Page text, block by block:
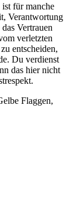
für manche
Verantwortung
Vertrauen
verletzten
entscheiden,
Du verdienst
das hier nicht
Flaggen,